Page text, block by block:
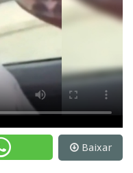
Baixar